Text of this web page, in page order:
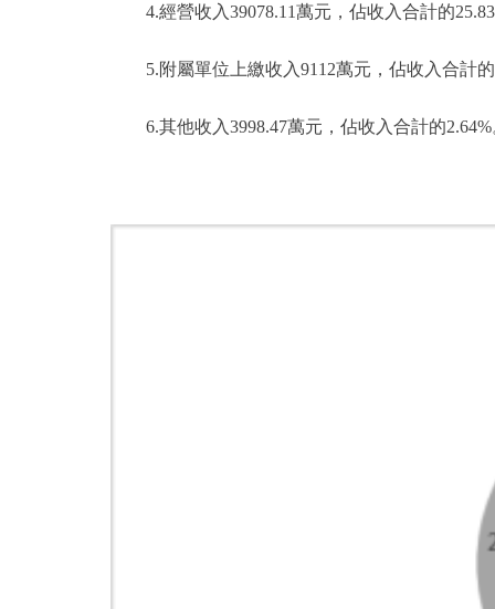
4.經營收入39078.11萬元，佔收入合計的
5.附屬單位上繳收入9112萬元，佔收入合計
6.其他收入3998.47萬元，佔收入合計的